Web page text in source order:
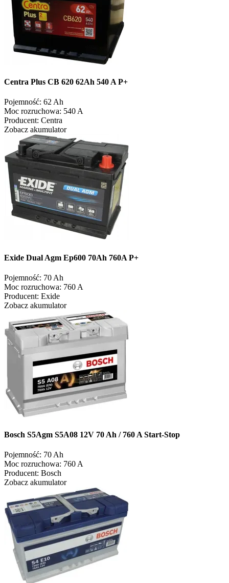
Centra Plus CB 620 62Ah 540 A P+
Pojemność: 62 Ah
Moc rozruchowa: 540 A
Producent: Centra
Zobacz akumulator
Exide Dual Agm Ep600 70Ah 760A P+
Pojemność: 70 Ah
Moc rozruchowa: 760 A
Producent: Exide
Zobacz akumulator
Bosch S5Agm S5A08 12V 70 Ah / 760 A Start-Stop
Pojemność: 70 Ah
Moc rozruchowa: 760 A
Producent: Bosch
Zobacz akumulator